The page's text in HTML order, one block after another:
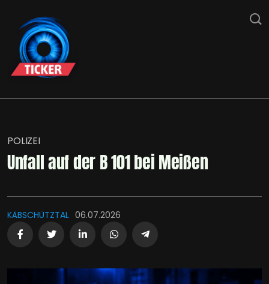
POLIZEI
Unfall auf der B 101 bei Meißen
KÄBSCHÜTZTAL 06.07.2026